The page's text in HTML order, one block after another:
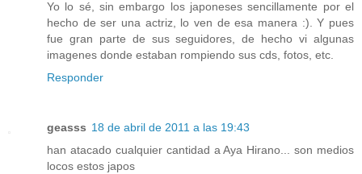
Yo lo sé, sin embargo los japoneses sencillamente por el
hecho de ser una actriz, lo ven de esa manera :). Y pues
fue gran parte de sus seguidores, de hecho vi algunas
imagenes donde estaban rompiendo sus cds, fotos, etc.
Responder
geasss 18 de abril de 2011 a las 19:43
han atacado cualquier cantidad a Aya Hirano... son medios
locos estos japos